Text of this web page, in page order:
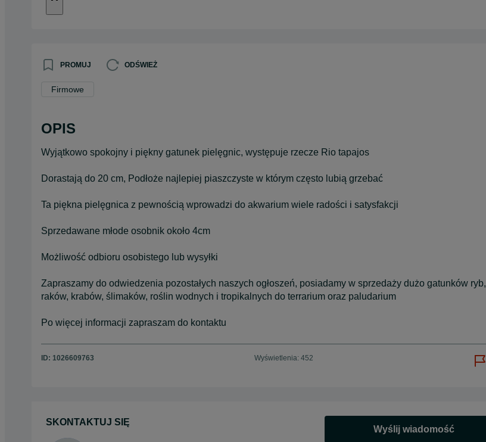
PROMUJ ODŚWIEŻ
Firmowe
OPIS
Wyjątkowo spokojny i piękny gatunek pielęgnic, występuje rzecze Rio tapajos
Dorastają do 20 cm, Podłoże najlepiej piaszczyste w którym często lubią grzebać
Ta piękna pielęgnica z pewnością wprowadzi do akwarium wiele radości i satysfakcji
Sprzedawane młode osobnik około 4cm
Możliwość odbioru osobistego lub wysyłki
Zapraszamy do odwiedzenia pozostałych naszych ogłoszeń, posiadamy w sprzedaży dużo gatunków ryb,
raków, krabów, ślimaków, roślin wodnych i tropikalnych do terrarium oraz paludarium
Po więcej informacji zapraszam do kontaktu
ID: 1026609763 Wyświetlenia: 452
SKONTAKTUJ SIĘ
Wyślij wiadomość